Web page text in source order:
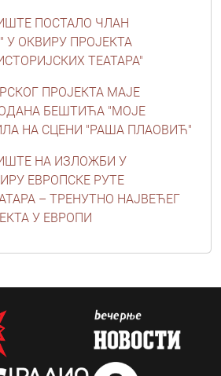
ПОСТАЛО ЧЛАН
У ОКВИРУ ПРОЈЕКТА
ТЕАТАРА"
ПРОЈЕКТА МАЈЕ
БЕШТИЋА "МОЈЕ
НА СЦЕНИ "РАША ПЛАОВИЋ"
НА ИЗЛОЖБИ У
ЕВРОПСКЕ РУТЕ
– ТРЕНУТНО НАЈВЕЋЕГ
У ЕВРОПИ